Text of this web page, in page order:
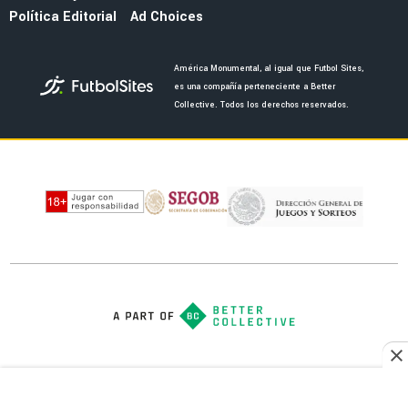
Dagoberto confiesa en qué supera Almada a
Jardine